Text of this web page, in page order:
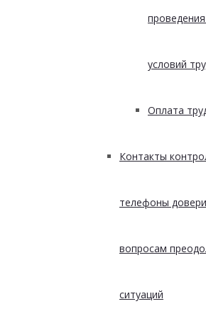
условий
Оплата
Контакты
телефоны
вопросам
ситуаций